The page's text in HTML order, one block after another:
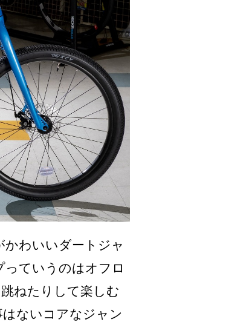
わいいダートジャ
ていうのはオフロ
ねたりして楽しむ
ないコアなジャン